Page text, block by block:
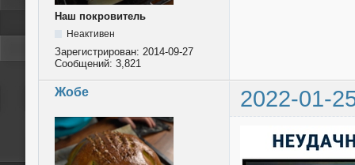
Наш покровитель
Неактивен
Зарегистрирован: 2014-09-27
Сообщений: 3,821
Жобе 2022-01-